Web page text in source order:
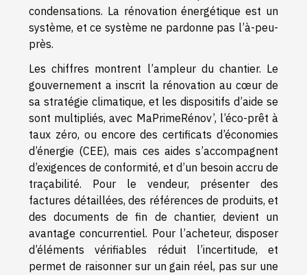
condensations. La rénovation énergétique est un
système, et ce système ne pardonne pas l’à-peu-
près.
Les chiffres montrent l’ampleur du chantier. Le
gouvernement a inscrit la rénovation au cœur de
sa stratégie climatique, et les dispositifs d’aide se
sont multipliés, avec MaPrimeRénov’, l’éco-prêt à
taux zéro, ou encore des certificats d’économies
d’énergie (CEE), mais ces aides s’accompagnent
d’exigences de conformité, et d’un besoin accru de
traçabilité. Pour le vendeur, présenter des
factures détaillées, des références de produits, et
des documents de fin de chantier, devient un
avantage concurrentiel. Pour l’acheteur, disposer
d’éléments vérifiables réduit l’incertitude, et
permet de raisonner sur un gain réel, pas sur une